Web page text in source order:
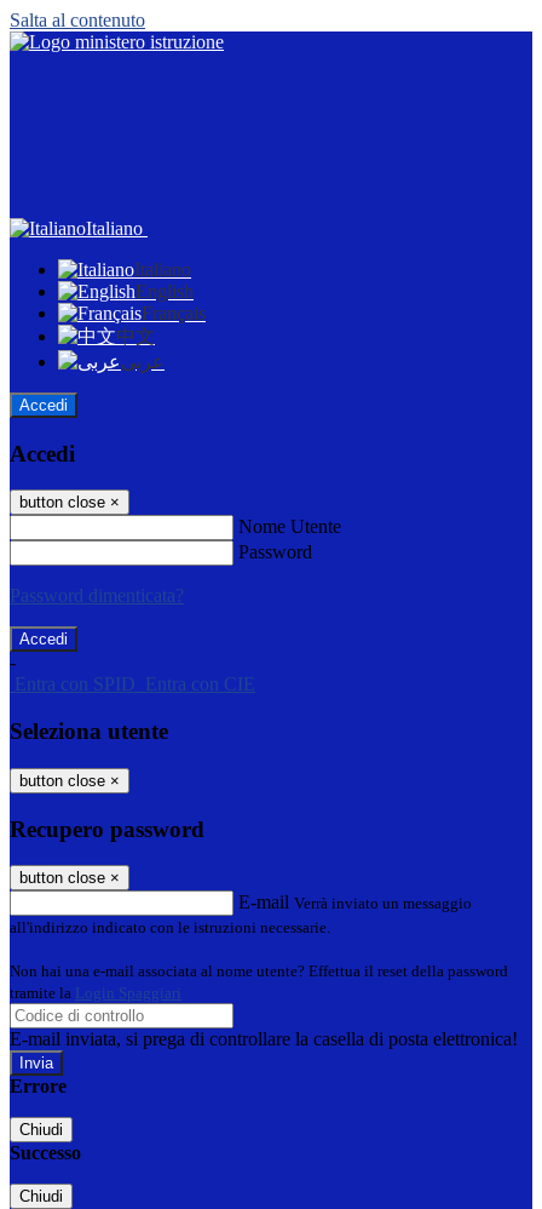
Salta al contenuto
Italiano
Italiano
English
Français
中文
عربى
Accedi
Accedi
button close ×
Nome Utente
Password
Password dimenticata?
-
Entra con SPID
Entra con CIE
Seleziona utente
button close ×
Recupero password
button close ×
E-mail Verrà inviato un messaggio
all'indirizzo indicato con le istruzioni necessarie.
Non hai una e-mail associata al nome utente? Effettua il reset della password
tramite la Login Spaggiari
E-mail inviata, si prega di controllare la casella di posta elettronica!
Errore
Chiudi
Successo
Chiudi